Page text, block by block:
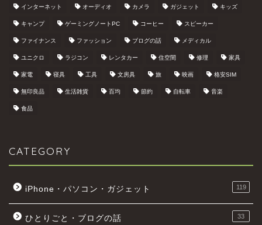
インターネット オーディオ カメラ ガジェット キッズ
キャンプ ゲーミングノートPC コーヒー スピーカー
ファイナンス ファッション ブログの話 メディカル
ユニクロ ラジコン レンタカー 住空間 修理 家具
家電 寝具 工具 文房具 旅 映画 格安SIM
無印良品 生活雑貨 百均 節約 自転車 音楽
食品
CATEGORY
iPhone・パソコン・ガジェット 119
ひとりごと・ブログの話 33